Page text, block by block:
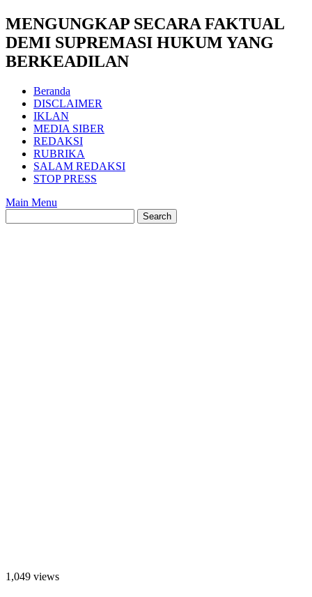
MENGUNGKAP SECARA FAKTUAL
DEMI SUPREMASI HUKUM YANG
BERKEADILAN
Beranda
DISCLAIMER
IKLAN
MEDIA SIBER
REDAKSI
RUBRIKA
SALAM REDAKSI
STOP PRESS
Main Menu
1,049 views